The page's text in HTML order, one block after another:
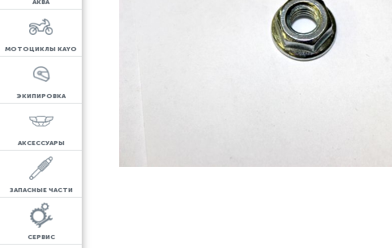
АКВА
МОТОЦИКЛЫ KAYO
ЭКИПИРОВКА
АКСЕССУАРЫ
ЗАПАСНЫЕ ЧАСТИ
СЕРВИС